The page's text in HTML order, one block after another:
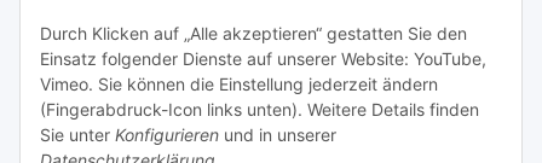
Durch Klicken auf „Alle akzeptieren“ gestatten Sie den
Einsatz folgender Dienste auf unserer Website: YouTube,
Vimeo. Sie können die Einstellung jederzeit ändern
(Fingerabdruck-Icon links unten). Weitere Details finden
Sie unter Konfigurieren und in unserer
Gesetzliche Informationen
Zahlung